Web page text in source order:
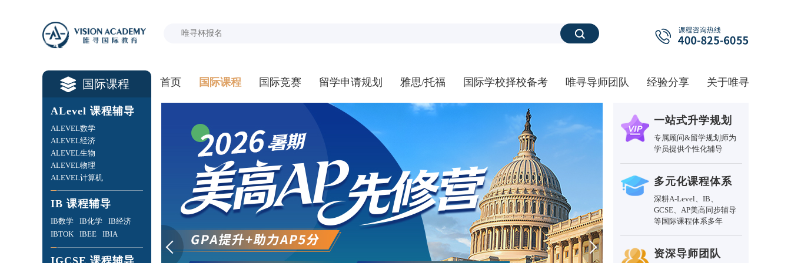
搜索
国际课程
ALevel 课程辅导
ALEVEL数学
ALEVEL经济
ALEVEL生物
ALEVEL物理
ALEVEL计算机
IB 课程辅导
IB数学 IB化学
IB经济
IBTOK
IBEE IBIA
IGCSE 课程辅导
首页 国际课程 国际竞赛 留学申请规划 雅思/托福 国际学校择校备考 唯寻导师团队 经验分享 关于唯寻
一站式升学规划
专属顾问&留学规划师为
学员提供个性化辅导
多元化课程体系
深耕A-Level、IB、
GCSE、AP美高同步辅导
等国际课程体系多年
资深导师团队